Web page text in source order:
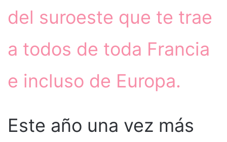
del suroeste que te trae
a todos de toda Francia
e incluso de Europa.
Este año una vez más